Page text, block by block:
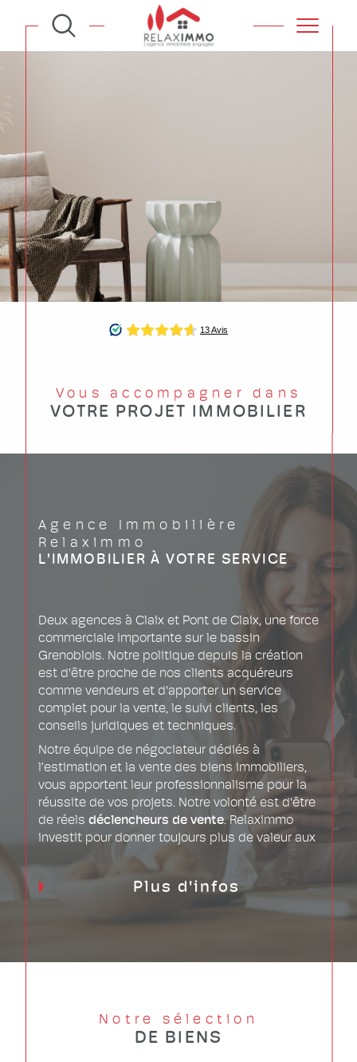
Vous accompagner dans
VOTRE PROJET IMMOBILIER
Agence Immobilière
Relaximmo
L'IMMOBILIER À VOTRE SERVICE
Deux agences à Claix et Pont de Claix, une force
commerciale importante sur le bassin
Grenoblois. Notre politique depuis la création
est d'être proche de nos clients acquéreurs
comme vendeurs et d'apporter un service
complet pour la vente, le suivi clients, les
conseils juridiques et techniques.
Notre équipe de négociateur dédiés à
l’estimation et la vente des biens immobiliers,
vous apportent leur professionnalisme pour la
réussite de vos projets. Notre volonté est d'être
de réels déclencheurs de vente. Relaximmo
investit pour donner toujours plus de valeur aux
services que l’agence apporte à ses clients.
Plus d'infos
Notre sélection
DE BIENS